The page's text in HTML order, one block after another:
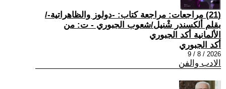
(21) مراجعات: مراجعة كتاب: -دولوز والظاهراتية-/
بقلم ألكسندر شْنيل/شعوب الجبوري - ت: من
الألمانية أكد الجبوري
أكد الجبوري
2026 / 8 / 9
الادب والفن